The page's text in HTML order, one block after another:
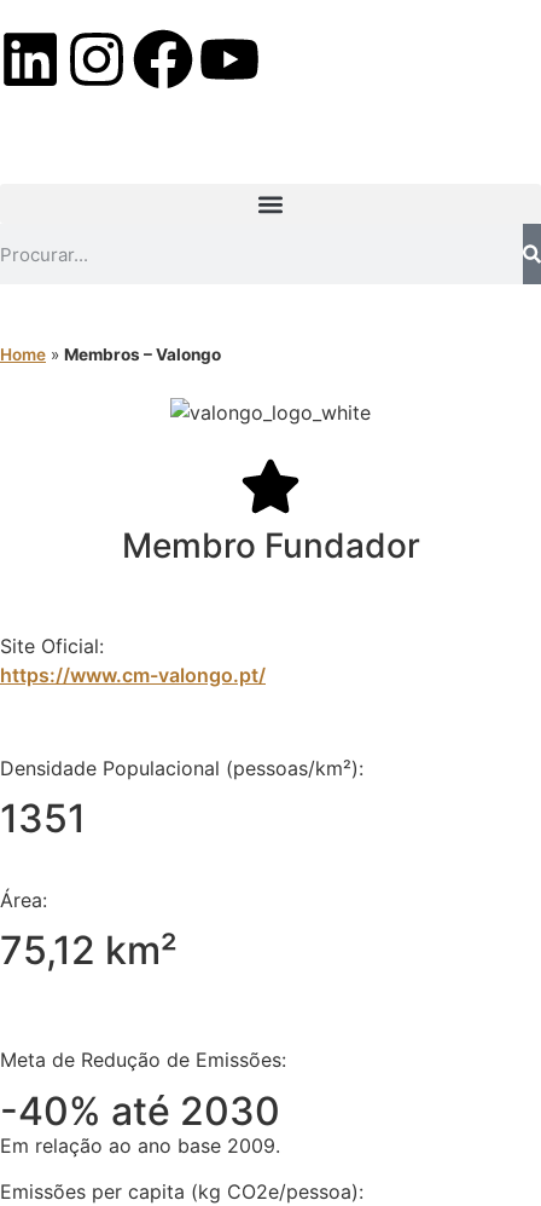
Home » Membros – Valongo
Membro Fundador
Site Oficial:
https://www.cm-valongo.pt/
Densidade Populacional (pessoas/km²):
1351
Área:
75,12 km²
Meta de Redução de Emissões:
-40% até 2030
Em relação ao ano base 2009.
Emissões per capita (kg CO2e/pessoa):